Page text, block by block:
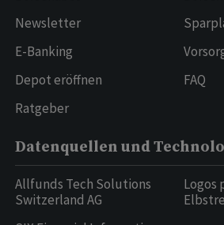
Newsletter
E-Banking
Depot eröffnen
Ratgeber
FAQ
Datenquellen und
Allfunds Tech Solutions
Switzerland AG
Logos